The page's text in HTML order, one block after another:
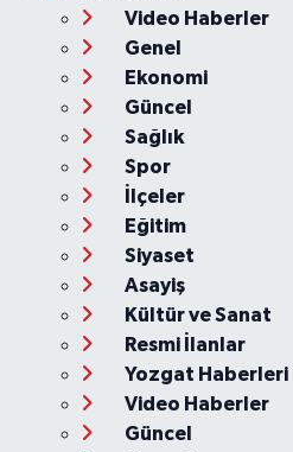
Video Haberler
Genel
Ekonomi
Güncel
Sağlık
Spor
İlçeler
Eğitim
Siyaset
Asayiş
Kültür ve Sanat
Resmi İlanlar
Yozgat Haberleri
Video Haberler
Güncel